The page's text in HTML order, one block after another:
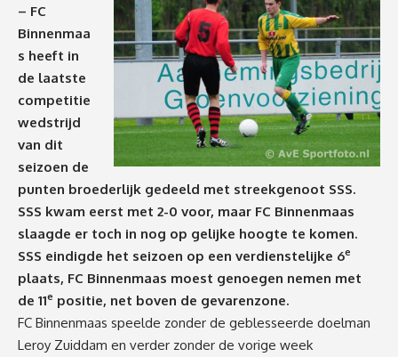
– FC
Binnenmaa
s heeft in
de laatste
competitie
wedstrijd
van dit
seizoen de
punten broederlijk gedeeld met streekgenoot SSS.
SSS kwam eerst met 2-0 voor, maar FC Binnenmaas
slaagde er toch in nog op gelijke hoogte te komen.
SSS eindigde het seizoen op een verdienstelijke 6e
plaats, FC Binnenmaas moest genoegen nemen met
de 11e positie, net boven de gevarenzone.
FC Binnenmaas speelde zonder de geblesseerde doelman
Leroy Zuiddam en verder zonder de vorige week